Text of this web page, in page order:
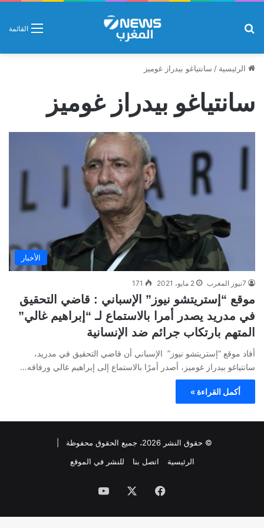
القائمة
الرئيسية / سانتياغو بيدراز غوميز
سانتياغو بيدراز غوميز
الأخبار
7نيوز المغرب 2 مايو، 2021 171
موقع “إستريتشو نيوز” الإسباني : قاضي التحقيق
في مدريد يصدر أمرا بالاستماع لـ “إبراهيم غالي”
المتهم بارتكاب جرائم ضد الإنسانية
أفاد موقع “إستريتشو نيوز” الإسباني أن قاضي التحقيق في مدريد،
سانتياغو بيدراز غوميز، أصدر أمرًا بالاستماع إلى إبراهيم غالي ورفاقه…
أكمل القراءة »
© حقوق النشر 2026، جميع الحقوق محفوظة |
الرئيسية
اتصل بنا للنشر في الموقع
فيسبوك